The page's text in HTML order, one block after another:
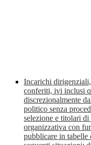
Incarichi
conferiti, ivi inclusi
discrezionalmente
politico senza
selezione e titolari di
organizzativa con
pubblicare in tabelle